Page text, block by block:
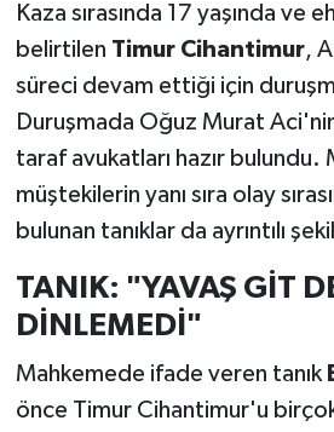
Kaza sırasında 17 yaşında ve
belirtilen Timur Cihantimur,
süreci devam ettiği için
Duruşmada Oğuz Murat
taraf avukatları hazır bulundu.
müştekilerin yanı sıra olay
bulunan tanıklar da ayrıntılı
TANIK: "YAVAŞ GİT
DİNLEMEDİ"
Mahkemede ifade veren tanık
önce Timur Cihantimur'u